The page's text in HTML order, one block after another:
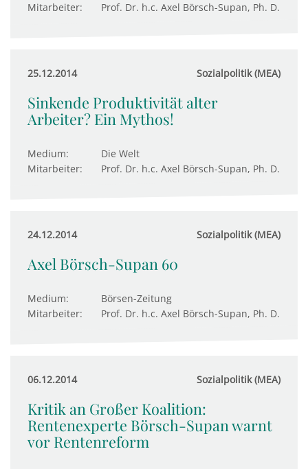
Mitarbeiter:
Prof. Dr. h.c. Axel Börsch-Supan, Ph. D.
25.12.2014 Sozialpolitik (MEA)
Sinkende Produktivität alter
Arbeiter? Ein Mythos!
Medium:
Die Welt
Mitarbeiter:
Prof. Dr. h.c. Axel Börsch-Supan, Ph. D.
24.12.2014 Sozialpolitik (MEA)
Axel Börsch-Supan 60
Medium:
Börsen-Zeitung
Mitarbeiter:
Prof. Dr. h.c. Axel Börsch-Supan, Ph. D.
06.12.2014 Sozialpolitik (MEA)
Kritik an Großer Koalition:
Rentenexperte Börsch-Supan warnt
vor Rentenreform